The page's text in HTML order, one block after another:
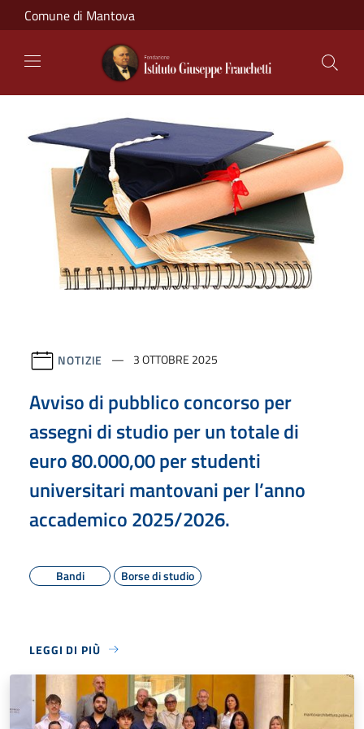
Salta al contenuto principale
Comune di Mantova
NOTIZIE 3 OTTOBRE 2025
Avviso di pubblico concorso per
assegni di studio per un totale di
euro 80.000,00 per studenti
universitari mantovani per l’anno
accademico 2025/2026.
Bandi Borse di studio
LEGGI DI PIÙ